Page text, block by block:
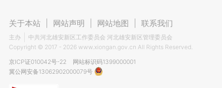
关于本站 网站声明 网站地图 联系我们
主办
中共河北雄安新区工作委员会 河北雄安新区管理委员会
Copyright © 2017 - 2026 www.xiongan.gov.cn All Rights Reserved.
京ICP证010042号-22
网站标识码1399000001
冀公网安备13062902000079号